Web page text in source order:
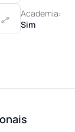
Academia:
Sim